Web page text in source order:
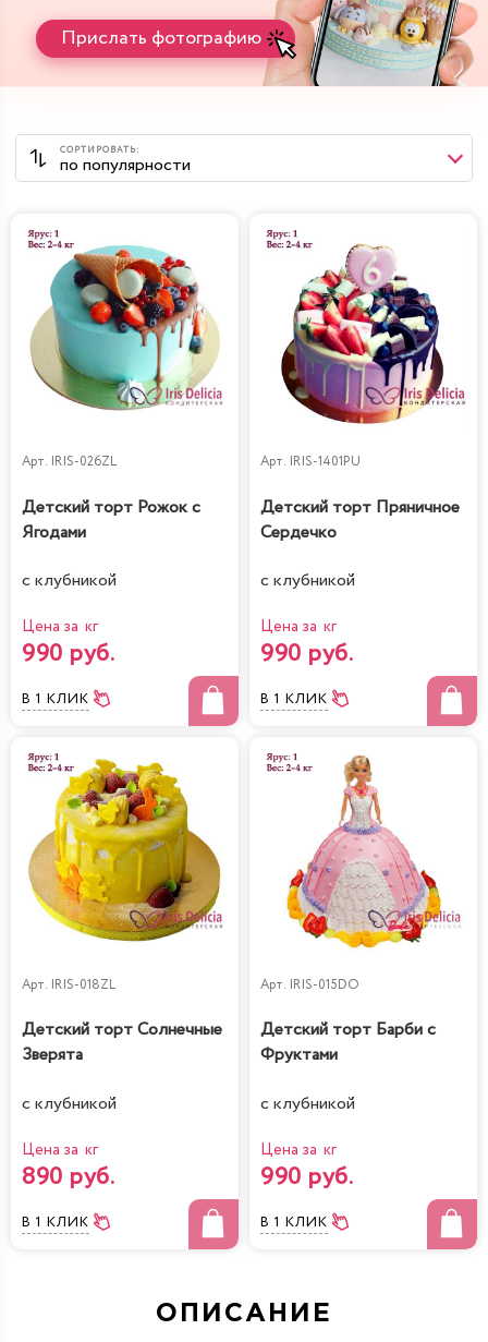
Прислать фотографию
Арт. IRIS-026ZL
Детский торт Рожок с
Ягодами
с клубникой
Цена за кг
990 руб.
В 1 КЛИК
Арт. IRIS-1401PU
Детский торт Пряничное
Сердечко
с клубникой
Цена за кг
990 руб.
В 1 КЛИК
Арт. IRIS-018ZL
Детский торт Солнечные
Зверята
с клубникой
Цена за кг
890 руб.
В 1 КЛИК
Арт. IRIS-015DO
Детский торт Барби с
Фруктами
с клубникой
Цена за кг
990 руб.
В 1 КЛИК
ОПИСАНИЕ